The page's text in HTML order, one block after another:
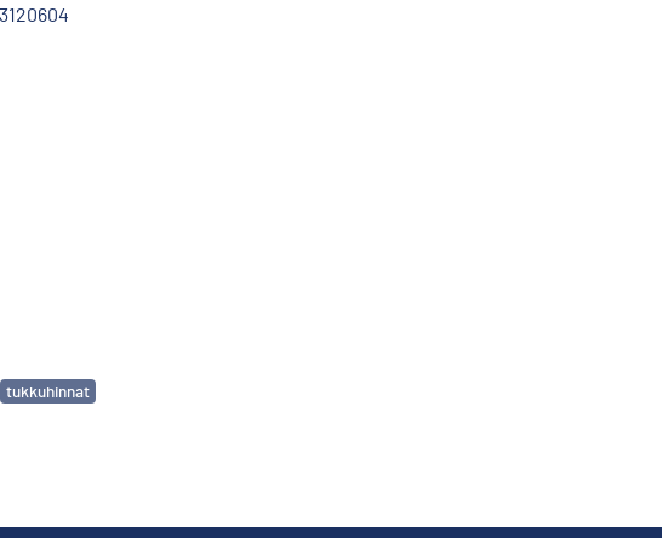
tukkuhinnat